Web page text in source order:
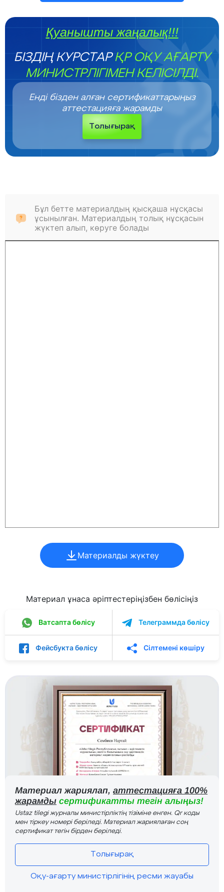
Қуанышты жаңалық!!!
БІЗДІҢ КУРСТАРҚР ОҚУ АҒАРТУ
МИНИСТРЛІГІМЕН КЕЛІСІЛДІ.
Енді бізден алған сертификаттарыңыз
аттестацияға жарамды
Толығырақ
Бұл бетте материалдың қысқаша нұсқасы
ұсынылған. Материалдың толық нұсқасын
жүктеп алып, көруге болады
Материалды жүктеу
Материал ұнаса әріптестеріңізбен бөлісіңіз
Ватсапта бөлісу Телеграммда бөлісу
Фейсбукта бөлісу Сілтемені көшіру
Материал жариялап, аттестацияға 100%
жарамды сертификатты тегін алыңыз!
Ustaz tilegi журналы министірліктің тізіміне енген. Qr коды
мен тіркеу номері беріледі. Материал жариялаған соң
сертификат тегін бірден беріледі.
Толығырақ
Оқу-ағарту министірлігінің ресми жауабы